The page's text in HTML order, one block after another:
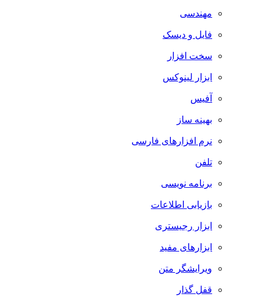
مهندسی
فایل و دیسک
سخت افزار
ابزار لینوکس
آفیس
بهینه ساز
نرم افزارهای فارسی
تلفن
برنامه نویسی
بازیابی اطلاعات
ابزار رجیستری
ابزارهای مفید
ویرایشگر متن
قفل گذار